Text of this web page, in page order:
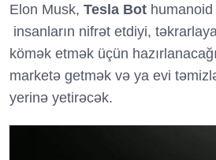
Elon Musk, Tesla Bot
insanların nifrət etdiyi,
kömək etmək üçün
marketə getmək və ya evi
yerinə yetirəcək.